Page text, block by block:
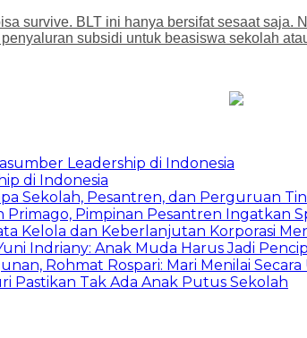
survive. BLT ini hanya bersifat sesaat
subsidi untuk beasiswa sekolah
Leadership di Indonesia
di Indonesia
Sekolah, Pesantren, dan Perguruan
Pimpinan Pesantren Ingatkan
Kelola dan Keberlanjutan Korporasi
Indriany: Anak Muda Harus Jadi
Rohmat Rospari: Mari Menilai
Pastikan Tak Ada Anak Putus Sekolah